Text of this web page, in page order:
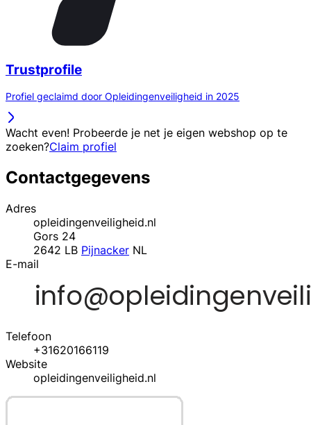
Trustprofile
Profiel geclaimd door Opleidingenveiligheid in 2025
Wacht even! Probeerde je net je eigen webshop op te
zoeken?Claim profiel
Contactgegevens
Adres
opleidingenveiligheid.nl
Gors 24
2642 LB Pijnacker NL
E-mail
Telefoon
+31620166119
Website
opleidingenveiligheid.nl